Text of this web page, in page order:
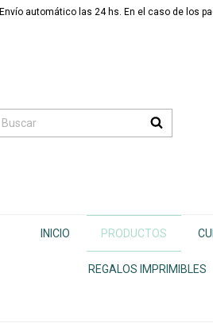
Envío automático las 24 hs. En el caso de los
INICIO PRODUCTOS
REGALOS IMPRIMIBLES